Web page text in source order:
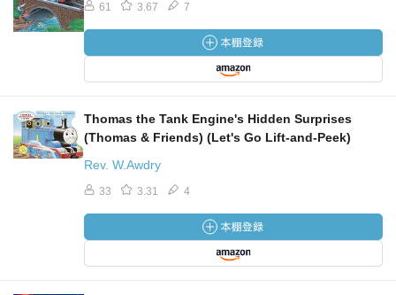
61 3.67 7
Thomas the Tank Engine's Hidden Surprises
(Thomas & Friends) (Let's Go Lift-and-Peek)
Rev. W.Awdry
33 3.31 4